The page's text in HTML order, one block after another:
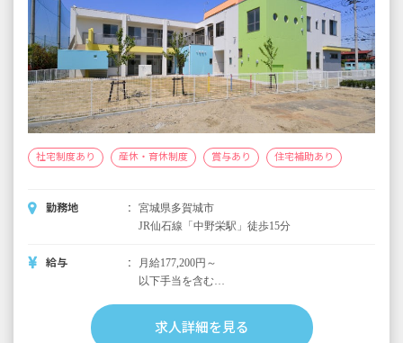
社宅制度あり 産休・育休制度 賞与あり 住宅補助あり
勤務地
宮城県多賀城市
JR仙石線「中野栄駅」徒歩15分
給与
月給177,200円～
以下手当を含む
職歴手当1,000円
求人詳細を見る